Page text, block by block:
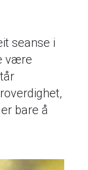
seanse i
være
bare å